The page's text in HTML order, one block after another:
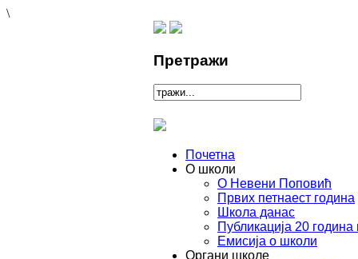
\
Претражи
Почетна
О школи
О Невени Поповић
Првих петнаест година
Школа данас
Публикација 20
Емисија о школи
Органи школе